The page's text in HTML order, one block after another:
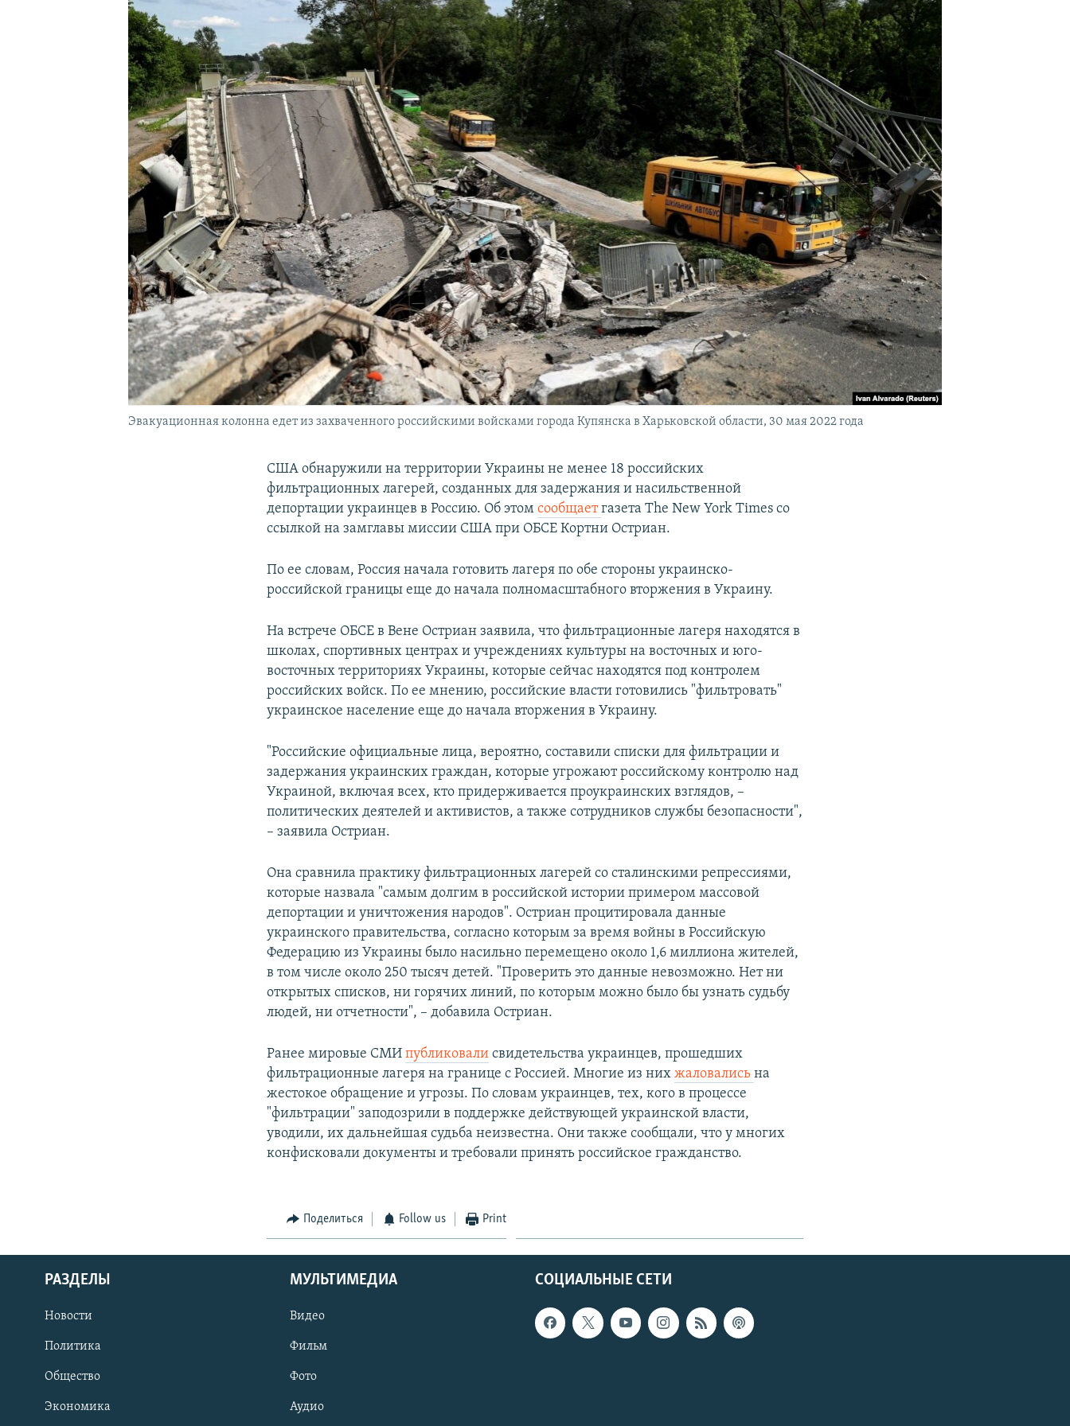
Эвакуационная колонна едет из захваченного российскими войсками города Купянска в Харьковской области, 30 мая 2022 года
США обнаружили на территории Украины не менее 18 российских
фильтрационных лагерей, созданных для задержания и насильственной
депортации украинцев в Россию. Об этомсообщаетгазета The New York Times со
ссылкой на замглавы миссии США при ОБСЕ Кортни Остриан.
По ее словам, Россия начала готовить лагеря по обе стороны украинско-
российской границы еще до начала полномасштабного вторжения в Украину.
На встрече ОБСЕ в Вене Остриан заявила, что фильтрационные лагеря находятся в
школах, спортивных центрах и учреждениях культуры на восточных и юго-
восточных территориях Украины, которые сейчас находятся под контролем
российских войск. По ее мнению, российские власти готовились "фильтровать"
украинское население еще до начала вторжения в Украину.
"Российские официальные лица, вероятно, составили списки для фильтрации и
задержания украинских граждан, которые угрожают российскому контролю над
Украиной, включая всех, кто придерживается проукраинских взглядов, –
политических деятелей и активистов, а также сотрудников службы безопасности",
– заявила Остриан.
Она сравнила практику фильтрационных лагерей со сталинскими репрессиями,
которые назвала "самым долгим в российской истории примером массовой
депортации и уничтожения народов". Остриан процитировала данные
украинского правительства, согласно которым за время войны в Российскую
Федерацию из Украины было насильно перемещено около 1,6 миллиона жителей,
в том числе около 250 тысяч детей. "Проверить это данные невозможно. Нет ни
открытых списков, ни горячих линий, по которым можно было бы узнать судьбу
людей, ни отчетности", – добавила Остриан.
Ранее мировые СМИпубликовали свидетельства украинцев, прошедших
фильтрационные лагеря на границе с Россией. Многие из нихжаловалисьна
жестокое обращение и угрозы. По словам украинцев, тех, кого в процессе
"фильтрации" заподозрили в поддержке действующей украинской власти,
уводили, их дальнейшая судьба неизвестна. Они также сообщали, что у многих
конфисковали документы и требовали принять российское гражданство.
Поделиться Follow us Print
СОЦИАЛЬНЫЕ СЕТИ
РАЗДЕЛЫ
Новости
Политика
Общество
Экономика
МУЛЬТИМЕДИА
Видео
Фильм
Фото
Аудио